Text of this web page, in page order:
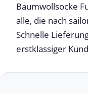
Baumwollsocke
alle, die nach
Schnelle
erstklassiger